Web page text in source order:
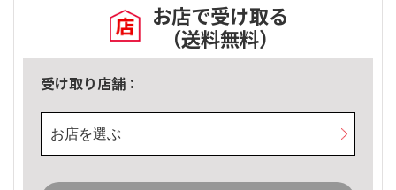
お店で受け取る
（送料無料）
受け取り店舗：
お店を選ぶ